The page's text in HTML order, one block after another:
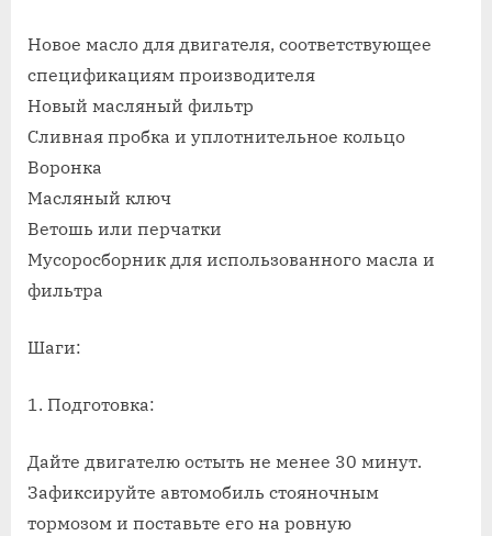
Новое масло для двигателя, соответствующее
спецификациям производителя
Новый масляный фильтр
Сливная пробка и уплотнительное кольцо
Воронка
Масляный ключ
Ветошь или перчатки
Мусоросборник для использованного масла и
фильтра
Шаги:
1. Подготовка:
Дайте двигателю остыть не менее 30 минут.
Зафиксируйте автомобиль стояночным
тормозом и поставьте его на ровную